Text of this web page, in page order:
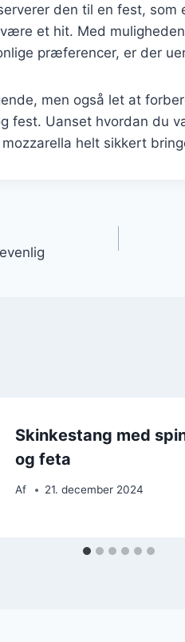
den til en fest,
et hit. Med
præferencer, er der
men også let at
fest. Uanset hvordan du
helt sikkert
Skinkestang med
og feta
Af 21. december 2024